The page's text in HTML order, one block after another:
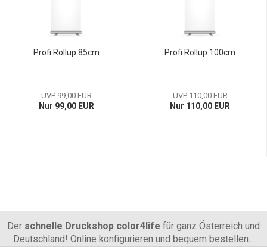
Profi Rollup 85cm
UVP 99,00 EUR
Nur 99,00 EUR
Profi Rollup 100cm
UVP 110,00 EUR
Nur 110,00 EUR
Der schnelle Druckshop color4life für ganz Österreich und
Deutschland! Online konfigurieren und bequem bestellen...